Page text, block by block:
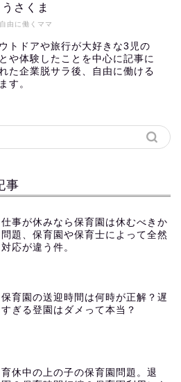
自由に働くママ
うさくま
トドアや旅行が大好きな3児の
や体験したことを中心に記事に
た企業脱サラ後、自由に働ける
す。
事
仕事が休みなら保育園は休むべきか
問題、保育園や保育士によって全然
対応が違う件。
保育園の送迎時間は何時が正解？遅
すぎる登園はダメって本当？
育休中の上の子の保育園問題。退